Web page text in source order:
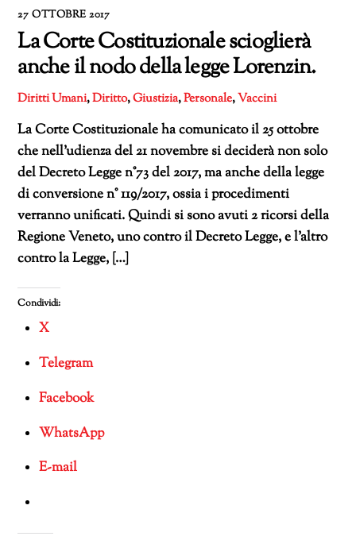
27 OTTOBRE 2017
La Corte Costituzionale scioglierà
anche il nodo della legge Lorenzin.
Diritti Umani,Diritto,Giustizia,Personale,Vaccini
La Corte Costituzionale ha comunicato il 25 ottobre
che nell’udienza del 21 novembre si deciderà non solo
del Decreto Legge n°73 del 2017, ma anche della legge
di conversione n° 119/2017, ossia i procedimenti
verranno unificati. Quindi si sono avuti 2 ricorsi della
Regione Veneto, uno contro il Decreto Legge, e l’altro
contro la Legge, […]
Condividi:
X
Telegram
Facebook
WhatsApp
E-mail